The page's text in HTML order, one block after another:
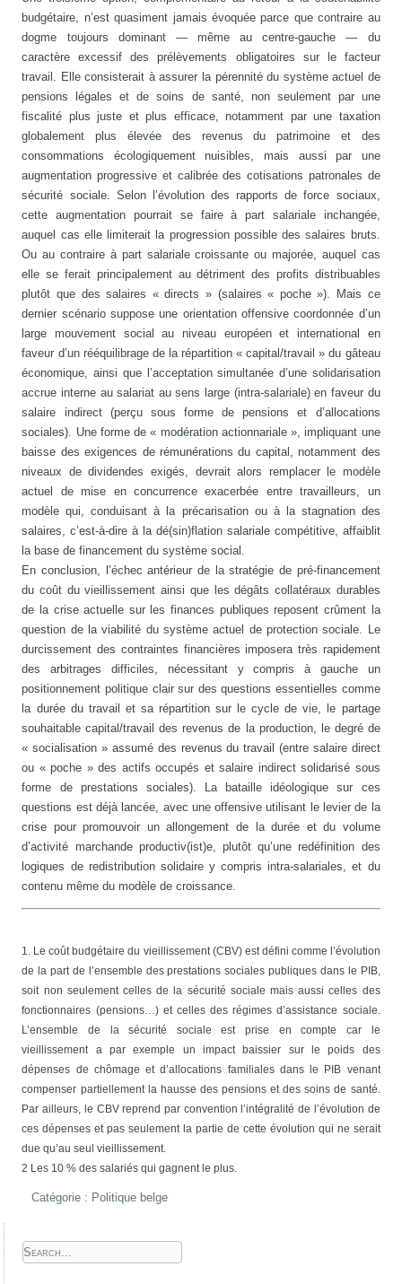
budgétaire, n’est quasiment jamais évoquée parce que contraire au
dogme toujours dominant — même au centre-gauche — du
caractère excessif des prélèvements obligatoires sur le facteur
travail. Elle consisterait à assurer la pérennité du système actuel de
pensions légales et de soins de santé, non seulement par une
fiscalité plus juste et plus efficace, notamment par une taxation
globalement plus élevée des revenus du patrimoine et des
consommations écologiquement nuisibles, mais aussi par une
augmentation progressive et calibrée des cotisations patronales de
sécurité sociale. Selon l’évolution des rapports de force sociaux,
cette augmentation pourrait se faire à part salariale inchangée,
auquel cas elle limiterait la progression possible des salaires bruts.
Ou au contraire à part salariale croissante ou majorée, auquel cas
elle se ferait principalement au détriment des profits distribuables
plutôt que des salaires « directs » (salaires « poche »). Mais ce
dernier scénario suppose une orientation offensive coordonnée d’un
large mouvement social au niveau européen et international en
faveur d’un rééquilibrage de la répartition « capital/travail » du gâteau
économique, ainsi que l’acceptation simultanée d’une solidarisation
accrue interne au salariat au sens large (intra-salariale) en faveur du
salaire indirect (perçu sous forme de pensions et d’allocations
sociales). Une forme de « modération actionnariale », impliquant une
baisse des exigences de rémunérations du capital, notamment des
niveaux de dividendes exigés, devrait alors remplacer le modèle
actuel de mise en concurrence exacerbée entre travailleurs, un
modèle qui, conduisant à la précarisation ou à la stagnation des
salaires, c’est-à-dire à la dé(sin)flation salariale compétitive, affaiblit
la base de financement du système social.
En conclusion, l’échec antérieur de la stratégie de pré-financement
du coût du vieillissement ainsi que les dégâts collatéraux durables
de la crise actuelle sur les finances publiques reposent crûment la
question de la viabilité du système actuel de protection sociale. Le
durcissement des contraintes financières imposera très rapidement
des arbitrages difficiles, nécessitant y compris à gauche un
positionnement politique clair sur des questions essentielles comme
la durée du travail et sa répartition sur le cycle de vie, le partage
souhaitable capital/travail des revenus de la production, le degré de
« socialisation » assumé des revenus du travail (entre salaire direct
ou « poche » des actifs occupés et salaire indirect solidarisé sous
forme de prestations sociales). La bataille idéologique sur ces
questions est déjà lancée, avec une offensive utilisant le levier de la
crise pour promouvoir un allongement de la durée et du volume
d’activité marchande productiv(ist)e, plutôt qu’une redéfinition des
logiques de redistribution solidaire y compris intra-salariales, et du
contenu même du modèle de croissance.
1. Le coût budgétaire du vieillissement (CBV) est défini comme l’évolution
de la part de l’ensemble des prestations sociales publiques dans le PIB,
soit non seulement celles de la sécurité sociale mais aussi celles des
fonctionnaires (pensions…) et celles des régimes d’assistance sociale.
L’ensemble de la sécurité sociale est prise en compte car le
vieillissement a par exemple un impact baissier sur le poids des
dépenses de chômage et d’allocations familiales dans le PIB venant
compenser partiellement la hausse des pensions et des soins de santé.
Par ailleurs, le CBV reprend par convention l’intégralité de l’évolution de
ces dépenses et pas seulement la partie de cette évolution qui ne serait
due qu’au seul vieillissement.
2 Les 10 % des salariés qui gagnent le plus.
Catégorie : Politique belge